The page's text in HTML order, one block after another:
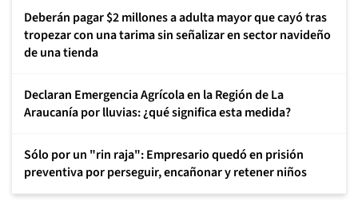
Deberán pagar $2 millones a adulta mayor que cayó tras
tropezar con una tarima sin señalizar en sector navideño
de una tienda
Declaran Emergencia Agrícola en la Región de La
Araucanía por lluvias: ¿qué significa esta medida?
Sólo por un "rin raja": Empresario quedó en prisión
preventiva por perseguir, encañonar y retener niños